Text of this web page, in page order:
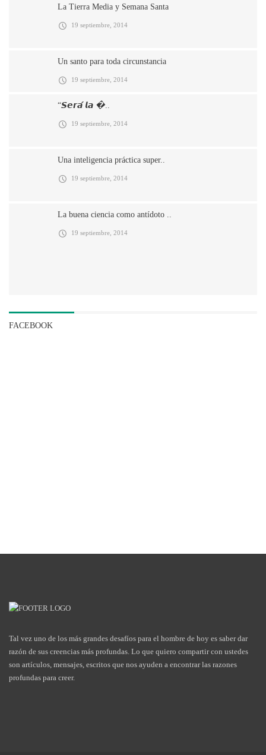
La Tierra Media y Semana Santa
19 septiembre, 2014
Un santo para toda circunstancia
19 septiembre, 2014
“𝙎𝙚𝙧𝙖́ 𝙡𝙖 �..
19 septiembre, 2014
Una inteligencia práctica super..
19 septiembre, 2014
La buena ciencia como antídoto ..
19 septiembre, 2014
FACEBOOK
Tal vez uno de los más grandes desafíos para el hombre de hoy es saber dar
razón de sus creencias más profundas. Lo que quiero compartir con ustedes
son artículos, mensajes, escritos que nos ayuden a encontrar las razones
profundas para creer.